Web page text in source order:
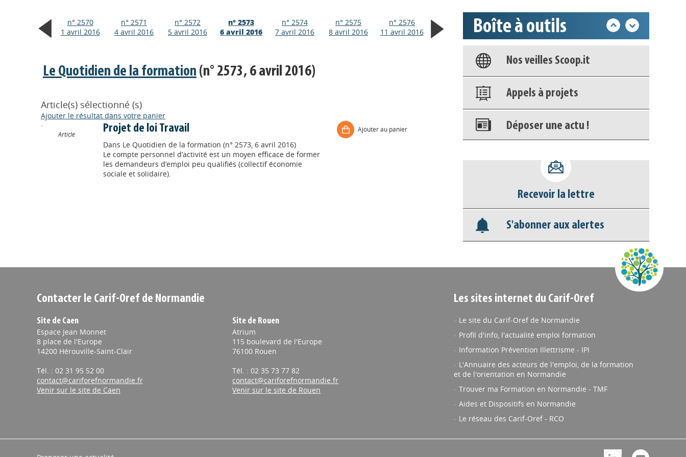
n° 2570
1 avril 2016
n° 2571
4 avril 2016
n° 2572
5 avril 2016
n° 2573
6 avril 2016
n° 2574
7 avril 2016
n° 2575
8 avril 2016
n° 2576
11 avril 2016
Le Quotidien de la formation (n° 2573, 6 avril 2016)
Article(s) sélectionné (s)
Ajouter le résultat dans votre panier
Article Projet de loi Travail
Dans Le Quotidien de la formation (n° 2573, 6 avril 2016)
Le compte personnel d’activité est un moyen efficace de former
les demandeurs d’emploi peu qualifiés (collectif économie
sociale et solidaire).
Ajouter au panier
Boîte à outils
Base documentaire
Nos veilles Scoop.it
Appels à projets
Déposer une actu !
déconnecter)
Base documentaire
Nos veilles Scoop.it
Recevoir la lettre
S'abonner aux alertes
Contacter le Carif-Oref de Normandie
Site de Caen
Espace Jean Monnet
8 place de l'Europe
14200 Hérouville-Saint-Clair
Tél. : 02 31 95 52 00
contact@cariforefnormandie.fr
Venir sur le site de Caen
Site de Rouen
Atrium
115 boulevard de l'Europe
76100 Rouen
Tél. : 02 35 73 77 82
contact@cariforefnormandie.fr
Venir sur le site de Rouen
Les sites internet du Carif-Oref
Le site du Carif-Oref de Normandie
Profil d'info, l'actualité emploi formation
Information Prévention Illettrisme - IPI
L'Annuaire des acteurs de l'emploi, de la formation
et de l'orientation en Normandie
Trouver ma Formation en Normandie - TMF
Aides et Dispositifs en Normandie
Le réseau des Carif-Oref - RCO